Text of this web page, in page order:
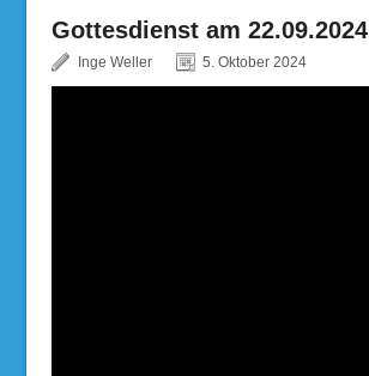
Gottesdienst am 22.09.2024
Inge Weller 5. Oktober 2024